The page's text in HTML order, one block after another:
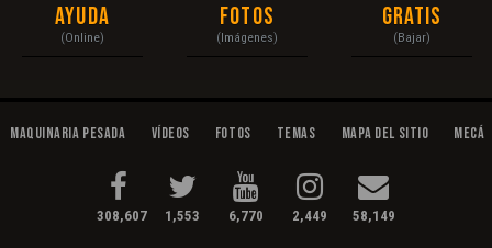
Ayuda
(Online)
Fotos
(Imágenes)
Gratis
(Bajar)
Maquinaria Pesada Vídeos Fotos Temas Mapa del Sitio
308,607 1,553 6,770 2,449 58,149